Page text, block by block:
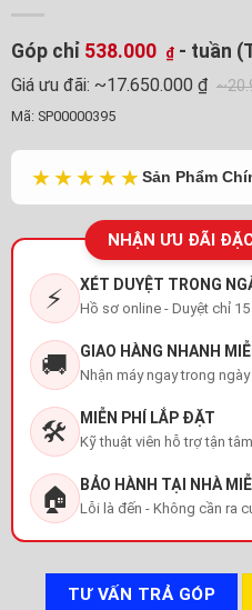
Góp chỉ 538.000 ₫ - tuần
Giá ưu đãi: ~17.650.000 ₫
Mã: SP00000395
★★★★★Sản Phẩm
NHẬN ƯU ĐÃI
⚡ XÉT DUYỆT TRONG
Hồ sơ online - Duyệt chỉ
🚚 GIAO HÀNG NHANH
Nhận máy ngay trong ngày
🛠️ MIỄN PHÍ LẮP ĐẶT
Kỹ thuật viên hỗ trợ tận tâm
🏠 BẢO HÀNH TẠI NHÀ
Lỗi là đến - Không cần ra
TƯ VẤN TRẢ GÓP